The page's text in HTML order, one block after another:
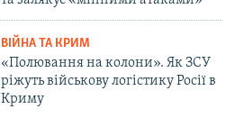
ВІЙНА ТА КРИМ
«Полювання на колони». Як ЗСУ
ріжуть військову логістику Росії в
Криму